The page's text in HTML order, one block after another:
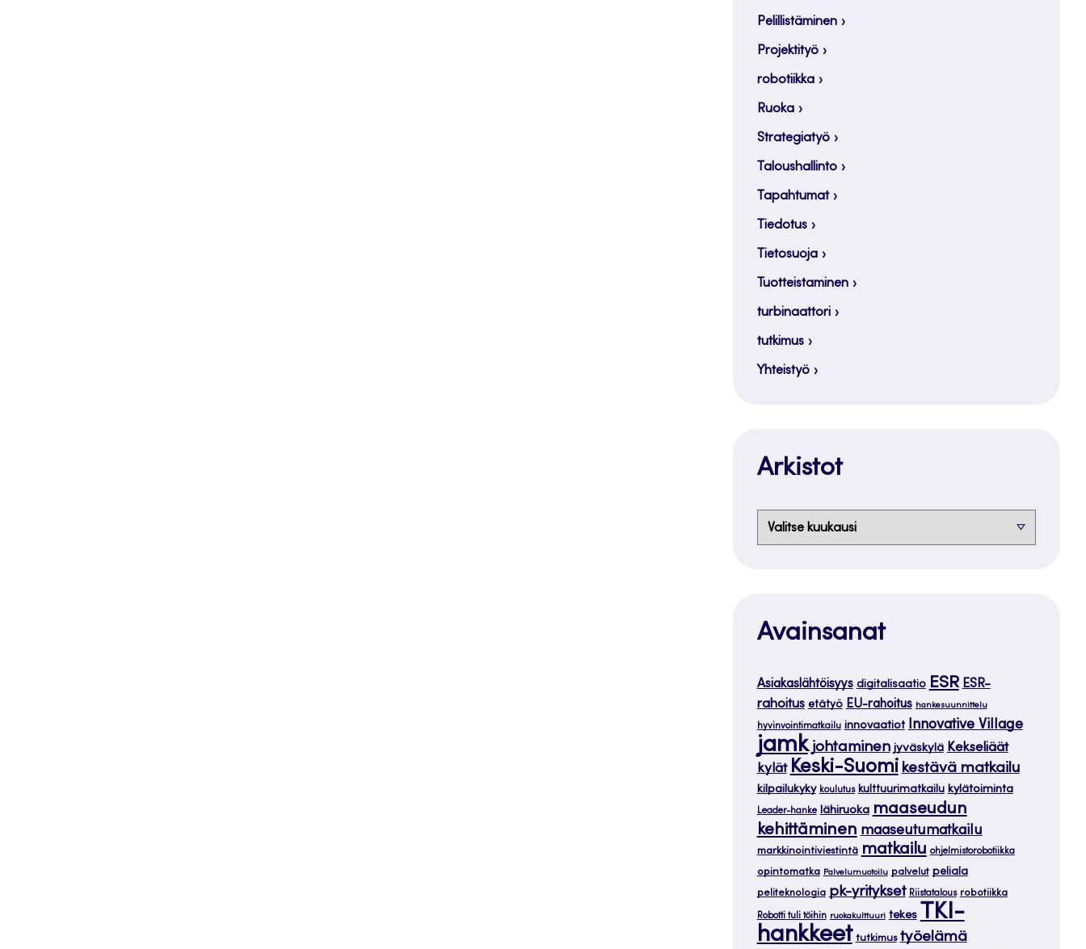
Pelillistäminen
Projektityö
robotiikka
Ruoka
Strategiatyö
Taloushallinto
Tapahtumat
Tiedotus
Tietosuoja
Tuotteistaminen
turbinaattori
tutkimus
Yhteistyö
Arkistot
Arkistot
Avainsanat
Asiakaslähtöisyys digitalisaatio ESR ESR-
rahoitus etätyö EU-rahoitus hankesuunnittelu
hyvinvointimatkailu innovaatiot Innovative Village
jamk johtaminen jyväskylä Kekseliäät
kylät Keski-Suomi kestävä matkailu
kilpailukyky koulutus kulttuurimatkailu kylätoiminta
Leader-hanke lähiruoka maaseudun
kehittäminen maaseutumatkailu
markkinointiviestintä matkailu ohjelmistorobotiikka
opintomatka Palvelumuotoilu palvelut peliala
peliteknologia pk-yritykset Riistatalous robotiikka
Robotti tuli töihin ruokakulttuuri tekes TKI-
hankkeet tutkimus työelämä